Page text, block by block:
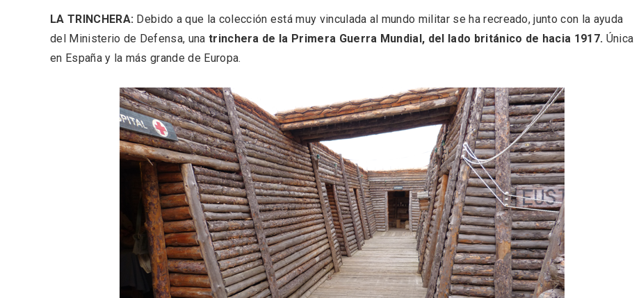
LA TRINCHERA: Debido a que la colección está muy vinculada al mundo militar se ha recreado, junto con la ayuda
del Ministerio de Defensa, una trinchera de la Primera Guerra Mundial, del lado británico de hacia 1917. Única
en España y la más grande de Europa.
Porrón de Citas de 2026 en
Moradillo de Roa
Los Pueblos más bonitos de
España, en Castilla y León
Concierto de Navidad en
Moradillo de Roa